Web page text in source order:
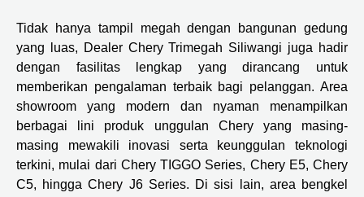
Tidak hanya tampil megah dengan bangunan gedung
yang luas, Dealer Chery Trimegah Siliwangi juga hadir
dengan fasilitas lengkap yang dirancang untuk
memberikan pengalaman terbaik bagi pelanggan. Area
showroom yang modern dan nyaman menampilkan
berbagai lini produk unggulan Chery yang masing-
masing mewakili inovasi serta keunggulan teknologi
terkini, mulai dari Chery TIGGO Series, Chery E5, Chery
C5, hingga Chery J6 Series. Di sisi lain, area bengkel